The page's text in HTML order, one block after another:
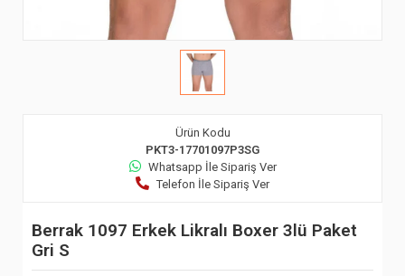
Ürün Kodu
PKT3-17701097P3SG
Whatsapp İle Sipariş Ver
Telefon İle Sipariş Ver
Berrak 1097 Erkek Likralı Boxer 3lü Paket
Gri S